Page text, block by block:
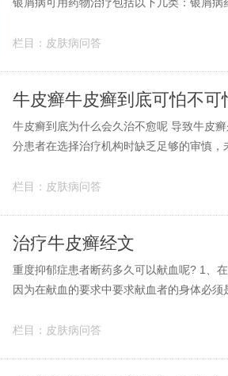
药物如糖皮质激素软膏，如地塞米松乳膏
栏目： 皮肤病问答
牛皮癣牛皮癣到底可怕不可
牛皮癣到底为什么会久治不愈呢 导致牛皮
分患者在选择治疗机构时缺乏足够的审慎
要性，未能遵循医嘱进行合理护理，这也
栏目： 皮肤病问答
治疗牛皮癣经文
重度抑郁症患者断药多久可以献血呢? 1、
因为在献血的要求中要求献血者的身体必
血液也是不符合标准的。如果抑郁症患者
栏目： 皮肤病问答